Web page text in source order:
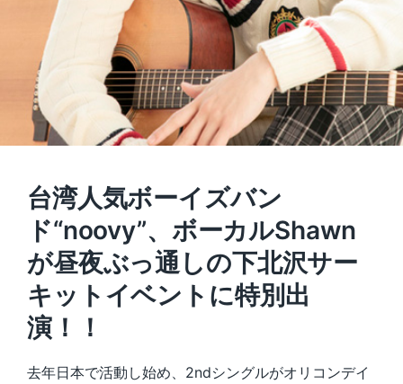
台湾人気ボーイズバン
ド“noovy”、ボーカルShawn
が昼夜ぶっ通しの下北沢サー
キットイベントに特別出
演！！
去年日本で活動し始め、2ndシングルがオリコンデイ